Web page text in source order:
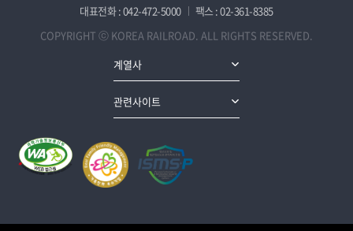
대표전화 : 042-472-5000
팩스 : 02-361-8385
COPYRIGHT ⓒ KOREA RAILROAD. ALL RIGHTS RESERVED.
계열사
관련사이트